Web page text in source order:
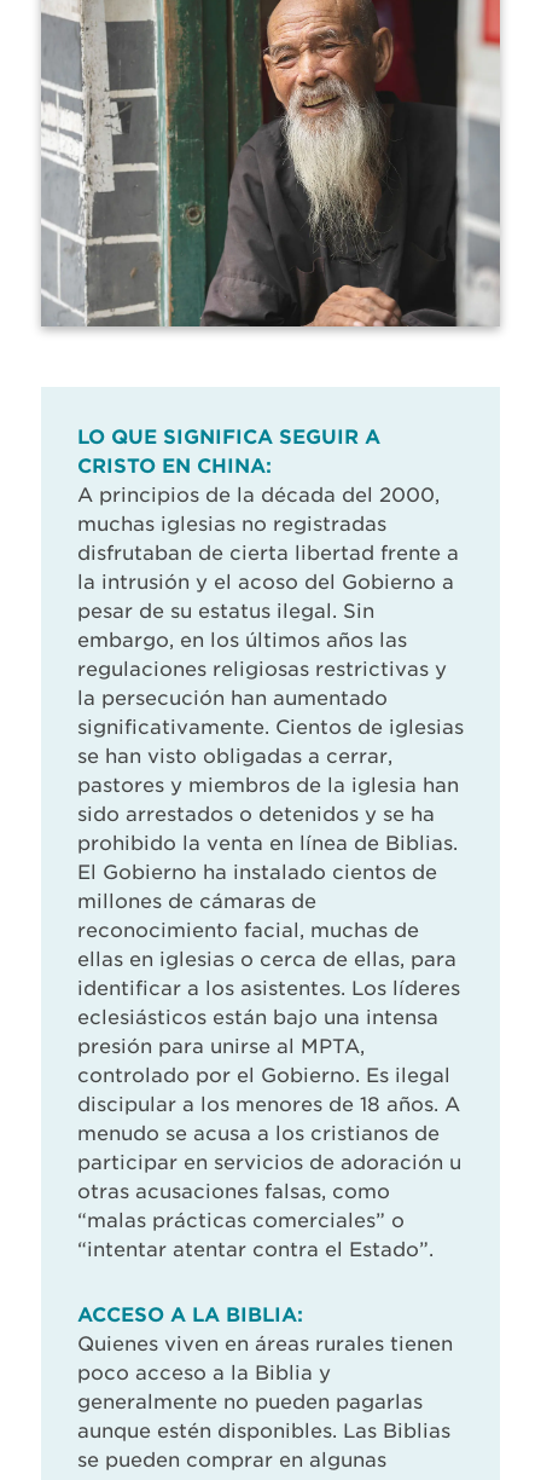
LO QUE SIGNIFICA SEGUIR A
CRISTO EN CHINA:
A principios de la década del 2000,
muchas iglesias no registradas
disfrutaban de cierta libertad frente a
la intrusión y el acoso del Gobierno a
pesar de su estatus ilegal. Sin
embargo, en los últimos años las
regulaciones religiosas restrictivas y
la persecución han aumentado
significativamente. Cientos de iglesias
se han visto obligadas a cerrar,
pastores y miembros de la iglesia han
sido arrestados o detenidos y se ha
prohibido la venta en línea de Biblias.
El Gobierno ha instalado cientos de
millones de cámaras de
reconocimiento facial, muchas de
ellas en iglesias o cerca de ellas, para
identificar a los asistentes. Los líderes
eclesiásticos están bajo una intensa
presión para unirse al MPTA,
controlado por el Gobierno. Es ilegal
discipular a los menores de 18 años. A
menudo se acusa a los cristianos de
participar en servicios de adoración u
otras acusaciones falsas, como
“malas prácticas comerciales” o
“intentar atentar contra el Estado”.
ACCESO A LA BIBLIA:
Quienes viven en áreas rurales tienen
poco acceso a la Biblia y
generalmente no pueden pagarlas
aunque estén disponibles. Las Biblias
se pueden comprar en algunas